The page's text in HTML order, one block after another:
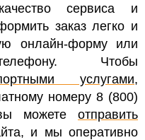
сервиса и
заказ легко и
онлайн-форму или
Чтобы
услугами,
номеру 8 (800)
можете отправить
и мы оперативно